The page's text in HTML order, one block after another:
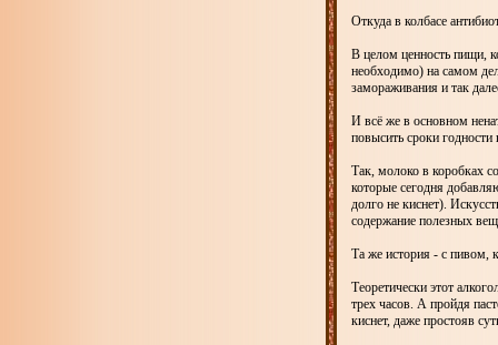
Откуда в колбасе
В целом ценность пищи,
необходимо) на самом
замораживания и так
И всё же в основном
повысить сроки
Так, молоко в коробках
которые сегодня
долго не киснет).
содержание полезных
Та же история - с пивом,
Теоретически этот
трех часов. А пройдя
киснет, даже простояв